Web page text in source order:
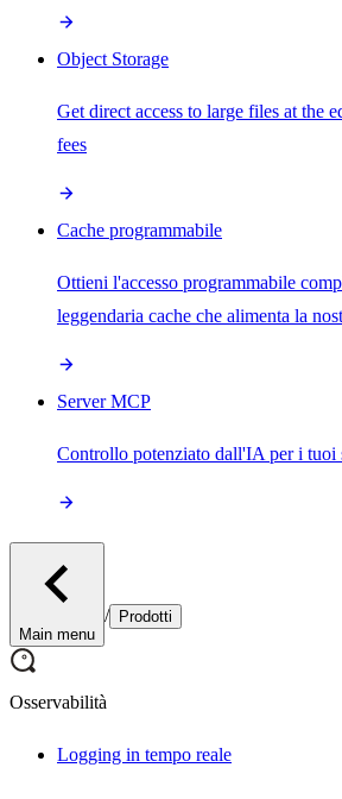
Object Storage
Get direct access to large files at the
fees
Cache programmabile
Ottieni l'accesso programmabile
leggendaria cache che alimenta la
Server MCP
Controllo potenziato dall'IA per i tuoi
Main menu
/ Prodotti
Osservabilità
Logging in tempo reale